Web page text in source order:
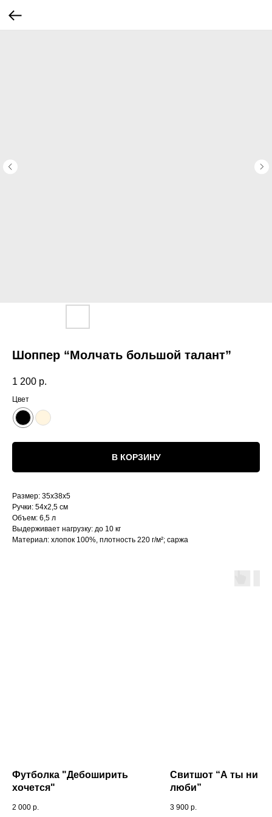
Шоппер “Молчать большой талант”
1 200 р.
Цвет
В КОРЗИНУ
Размер: 35х38х5
Ручки: 54х2,5 см
Объем: 6,5 л
Выдерживает нагрузку: до 10 кг
Материал: хлопок 100%, плотность 220 г/м²; саржа
Футболка "Дебоширить
хочется"
2 000 р.
Свитшот “А ты ни за
люби”
3 900 р.